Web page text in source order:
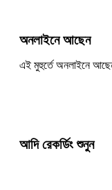
অনলাইনে আছেন
এই মুহুর্তে অনলাইনে
আদি রেকর্ডিং শুনুন